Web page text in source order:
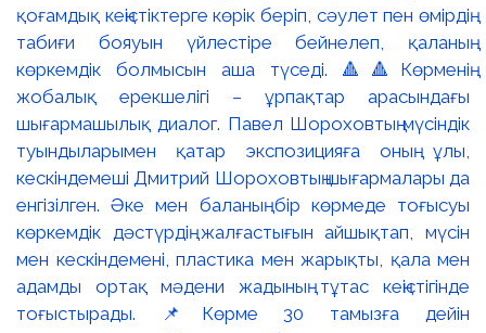
қоғамдық кеңістіктерге көрік беріп, сәулет пен өмірдің
табиғи бояуын үйлестіре бейнелеп, қаланың
көркемдік болмысын аша түседі. 🔺🔺Көрменің
жобалық ерекшелігі – ұрпақтар арасындағы
шығармашылық диалог. Павел Шороховтың мүсіндік
туындыларымен қатар экспозицияға оның ұлы,
кескіндемеші Дмитрий Шороховтың шығармалары да
енгізілген. Әке мен баланың бір көрмеде тоғысуы
көркемдік дәстүрдің жалғастығын айшықтап, мүсін
мен кескіндемені, пластика мен жарықты, қала мен
адамды ортақ мәдени жадының тұтас кеңістігінде
тоғыстырады. 📌Көрме 30 тамызға дейін